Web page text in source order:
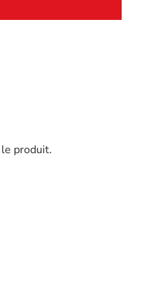
produit.